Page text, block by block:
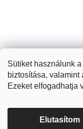
Sütiket használunk
biztosítása, valamint
Ezeket elfogadhatja
Elutasítom
Copyright 2026